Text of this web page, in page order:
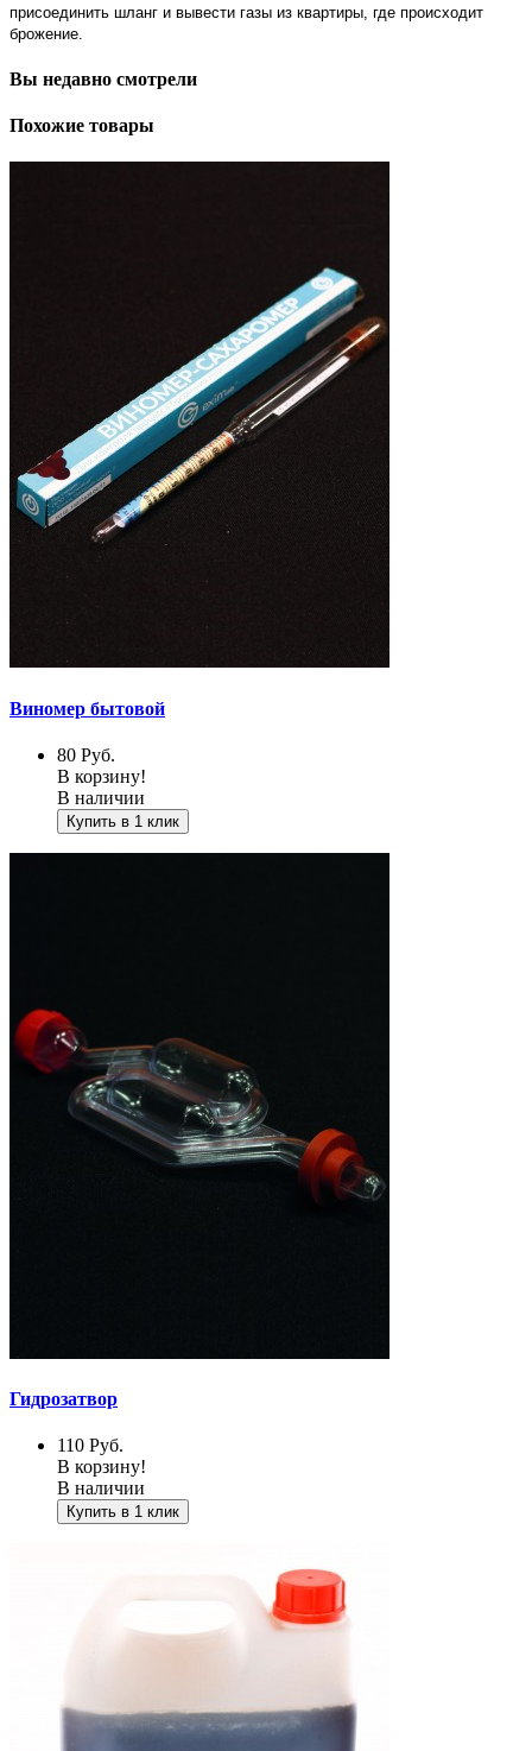
присоединить шланг и вывести газы из квартиры, где происходит
брожение.
Вы недавно смотрели
Похожие товары
Виномер бытовой
80 Руб.
В корзину!
В наличии
Купить в 1 клик
Гидрозатвор
110 Руб.
В корзину!
В наличии
Купить в 1 клик